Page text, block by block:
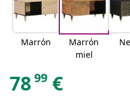
Marrón
Marrón
miel
7899 €